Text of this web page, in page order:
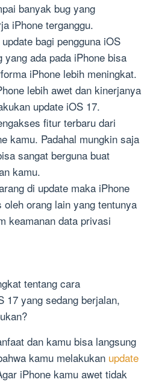
banyak bug yang
iPhone terganggu.
bagi pengguna iOS
ada pada iPhone bisa
iPhone lebih meningkat.
lebih awet dan kinerjanya
update iOS 17.
fitur terbaru dari
kamu. Padahal mungkin saja
sangat berguna buat
kamu.
di update maka iPhone
orang lain yang tentunya
keamanan data privasi
tentang cara
17 yang sedang berjalan,
dan kamu bisa langsung
kamu melakukan update
iPhone kamu awet tidak